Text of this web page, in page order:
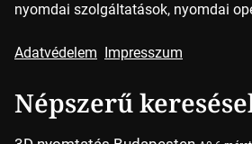
nyomdai szolgáltatások, nyomdai
Adatvédelem Impresszum
Népszerű